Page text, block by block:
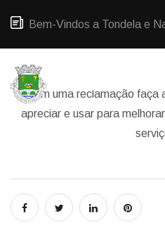
Bem-Vindos a Tondela e
Tem uma reclamação faça
apreciar e usar para